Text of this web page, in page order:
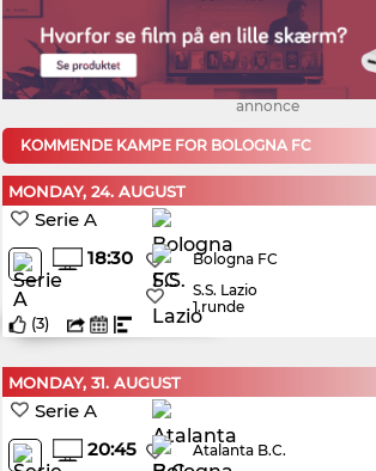
annonce
KOMMENDE KAMPE FOR BOLOGNA FC
MONDAY, 24. AUGUST
Serie A
18:30
Bologna FC
S.S. Lazio
1.runde
(3)
MONDAY, 31. AUGUST
Serie A
20:45
Atalanta B.C.